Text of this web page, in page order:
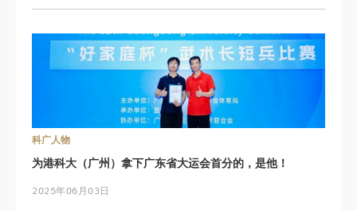
科广人物
为港科大（广州）拿下广东省大运会首分的，是他！
2025年06月03日